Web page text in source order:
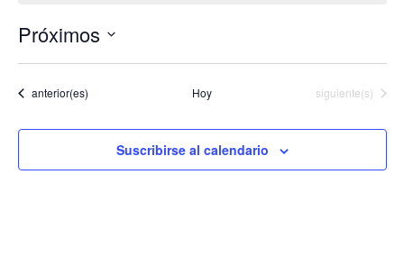
Próximos
fecha.Eventos
anterior(es) Hoy Eventos
siguiente(s)
Suscribirse al calendario